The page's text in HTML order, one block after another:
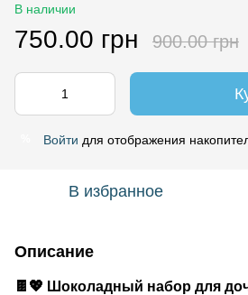
В наличии
750.00 грн 900.00 грн
Войти для отображения
В избранное
Описание
🍫💖 Шоколадный набор для